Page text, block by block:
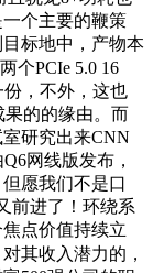
个主要的鞭策
标地中，产物本
个PCIe 5.0 16
，不外，这也
的的缘由。而
研究出来CNN
网线版发布，
愿我们不是口
前进了！环绕系
点价值持续立
其收入潜力的，